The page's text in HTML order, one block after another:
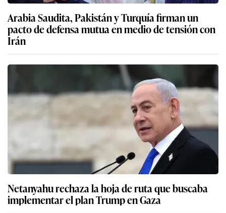
Arabia Saudita, Pakistán y Turquía firman un
pacto de defensa mutua en medio de tensión con
Irán
Netanyahu rechaza la hoja de ruta que buscaba
implementar el plan Trump en Gaza